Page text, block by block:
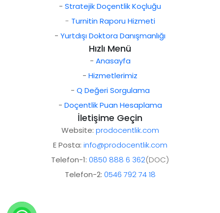
- Stratejik Doçentlik Koçluğu
- Turnitin Raporu Hizmeti
- Yurtdışı Doktora Danışmanlığı
Hızlı Menü
- Anasayfa
- Hizmetlerimiz
- Q Değeri Sorgulama
- Doçentlik Puan Hesaplama
İletişime Geçin
Website: prodocentlik.com
E Posta: info@prodocentlik.com
Telefon-1: 0850 888 6 362(DOC)
Telefon-2: 0546 792 74 18